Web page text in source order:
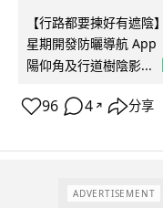
【行路都要揀好有遮
星期開發防曬導航 App
陽仰角及行道樹陰影...
96 4 ↗ 分享
ADVERTISEMENT